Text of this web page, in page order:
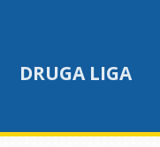
DRUGA LIGA